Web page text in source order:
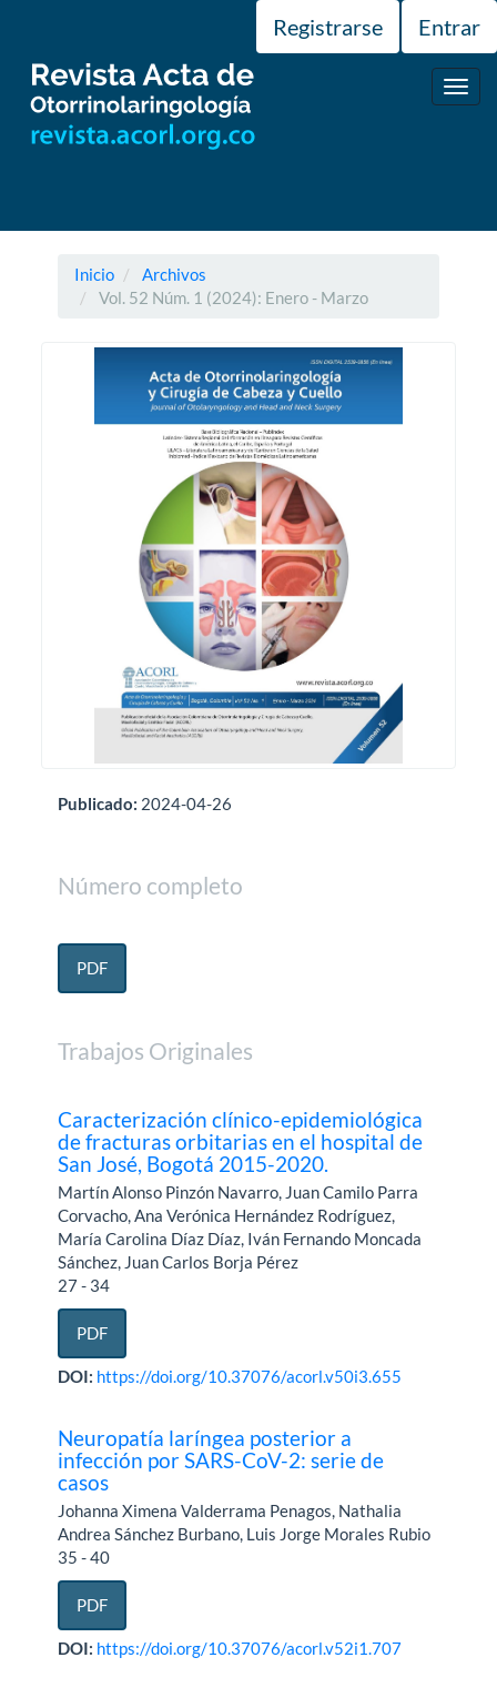
principal
Barra
lateral
Registrarse Entrar
Inicio
Archivos
Vol. 52 Núm. 1 (2024): Enero - Marzo
Publicado: 2024-04-26
Número completo
PDF
Trabajos Originales
Caracterización clínico-epidemiológica
de fracturas orbitarias en el hospital de
San José, Bogotá 2015-2020.
Martín Alonso Pinzón Navarro, Juan Camilo Parra
Corvacho, Ana Verónica Hernández Rodríguez,
María Carolina Díaz Díaz, Iván Fernando Moncada
Sánchez, Juan Carlos Borja Pérez
27 - 34
PDF
DOI: https://doi.org/10.37076/acorl.v50i3.655
Neuropatía laríngea posterior a
infección por SARS-CoV-2: serie de
casos
Johanna Ximena Valderrama Penagos, Nathalia
Andrea Sánchez Burbano, Luis Jorge Morales Rubio
35 - 40
PDF
DOI: https://doi.org/10.37076/acorl.v52i1.707